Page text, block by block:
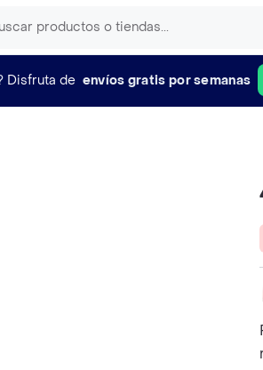
Disfruta de envíos gratis por semanas